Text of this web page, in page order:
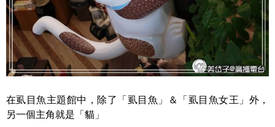
在虱目魚主題館中，除了「虱目魚」＆「虱目魚女王」外，
另一個主角就是「貓」